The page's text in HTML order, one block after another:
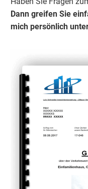
Dann greifen Sie
mich persönlich